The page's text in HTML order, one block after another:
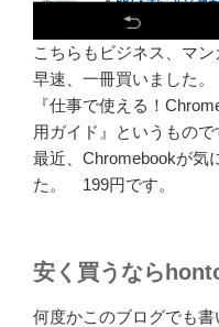
こちらもビジネス、マン
早速、一冊買いました。
『仕事で使える！
用ガイド』というもので
最近、Chromebookが気
た。 199円です。
安く買うなら
何度かこのブログでも